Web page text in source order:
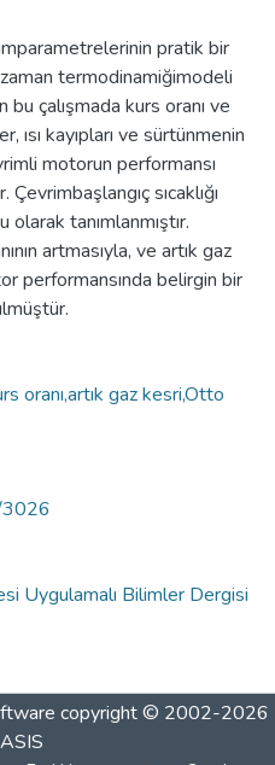
pratik bir
termodinamiğimodeli
bu çalışmada kurs oranı ve
ısı kayıpları ve sürtünmenin
motorun performansı
sıcaklığı
tanımlanmıştır.
artmasıyla, ve artık gaz
performansında belirgin bir
oranı,artık gaz kesri,Otto
Uygulamalı Bilimler Dergisi
copyright © 2002-2026